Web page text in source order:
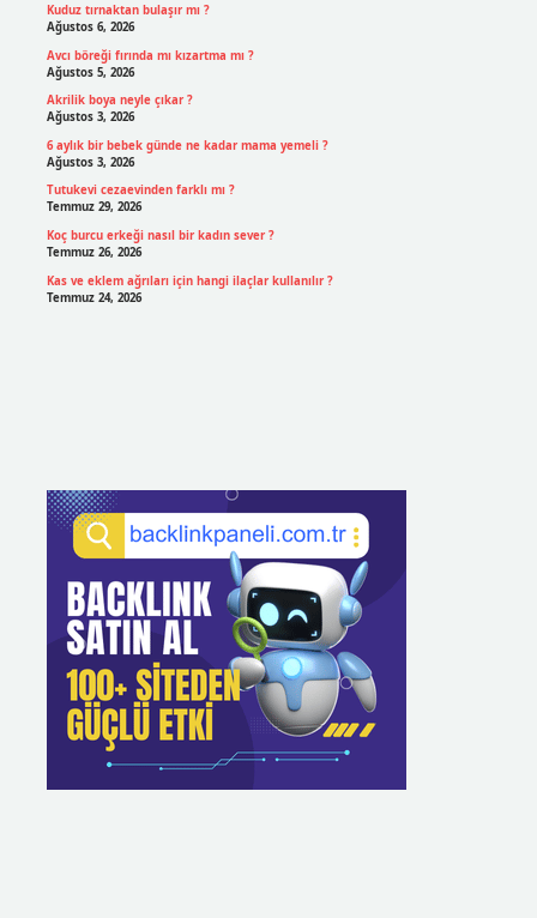
Kuduz tırnaktan bulaşır mı ?
Ağustos 6, 2026
Avcı böreği fırında mı kızartma mı ?
Ağustos 5, 2026
Akrilik boya neyle çıkar ?
Ağustos 3, 2026
6 aylık bir bebek günde ne kadar mama yemeli ?
Ağustos 3, 2026
Tutukevi cezaevinden farklı mı ?
Temmuz 29, 2026
Koç burcu erkeği nasıl bir kadın sever ?
Temmuz 26, 2026
Kas ve eklem ağrıları için hangi ilaçlar kullanılır ?
Temmuz 24, 2026